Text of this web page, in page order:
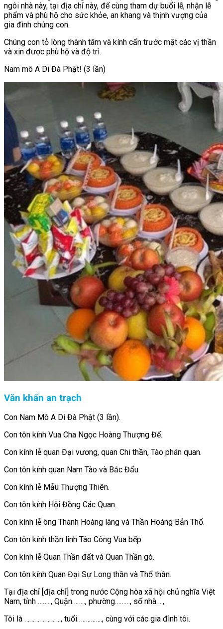
ngôi nhà này, tại địa chỉ này, để cùng tham dự buổi lễ, nhận lễ
phẩm và phù hộ cho sức khỏe, an khang và thịnh vượng của
gia đình chúng con.
Chúng con tỏ lòng thành tâm và kính cẩn trước mặt các vị thần
và xin được phù hộ và độ trì.
Nam mô A Di Đà Phật! (3 lần)
Văn khấn an trạch
Con Nam Mô A Di Đà Phật (3 lần).
Con tôn kính Vua Cha Ngọc Hoàng Thượng Đế.
Con kính lễ quan Đại vương, quan Chi thần, Tào phán quan.
Con tôn kính quan Nam Tào và Bắc Đẩu.
Con kính lễ Mẫu Thượng Thiên.
Con tôn kính Hội Đồng Các Quan.
Con kính lễ ông Thánh Hoàng làng và Thần Hoàng Bản Thổ.
Con tôn kính thần linh Táo Công Vua bếp.
Con kính lễ Quan Thần đất và Quan Thần gò.
Con tôn kính Quan Đại Sự Long thần và Thổ thần.
Tại địa chỉ [địa chỉ] trong nước Cộng hòa xã hội chủ nghĩa Việt
Nam, tỉnh …….., Quận…….., phường………, số nhà….,
Tôi là …………………., tuổi ………….., cùng với các gia đình tôi.